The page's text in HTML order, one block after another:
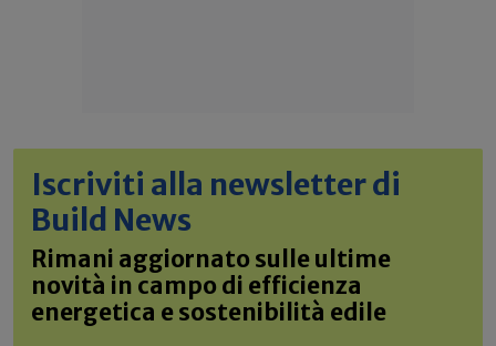
Iscriviti alla newsletter di
Build News
Rimani aggiornato sulle ultime
novità in campo di efficienza
energetica e sostenibilità edile